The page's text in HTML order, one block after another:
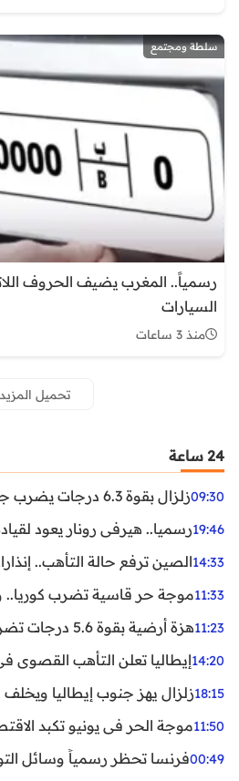
سلطة ومجتمع
رسمياً.. المغرب يضيف الحروف
السيارات
منذ 3 ساعات
تحميل المزيد
24 ساعة
09:30زلزال بقوة 6.3 درجات يضرب جنوب الفلبين.. ولا تحذير من تسونامي حتى الآن
19:46رسميا.. هيرفي رونار يعود
14:33الصين ترفع حالة التأهب..
11:33موجة حر قاسية تضرب كوريا..
11:23هزة أرضية بقوة 5.6 درجات تضرب مصر
14:20إيطاليا تعلن التأهب القصوى في 23 مدينة بسبب موجة حر
18:15زلزال يهز جنوب إيطاليا
11:50موجة الحر في يونيو تكبد الاقتصاد
00:49فرنسا تحظر رسمياً وسائل